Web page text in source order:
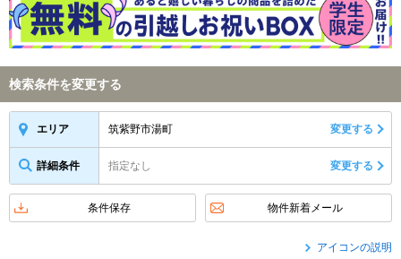
検索条件を変更する
エリア 筑紫野市湯町 変更する
詳細条件 指定なし 変更する
条件保存 物件新着メール
アイコンの説明